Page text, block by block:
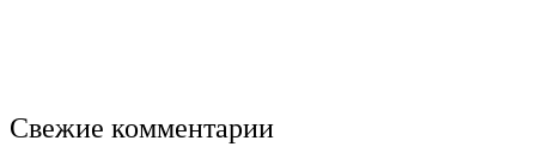
Свежие комментарии